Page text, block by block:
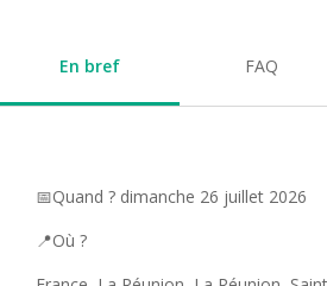
En bref FAQ
📅Quand ? dimanche 26 juillet 2026
📍Où ?